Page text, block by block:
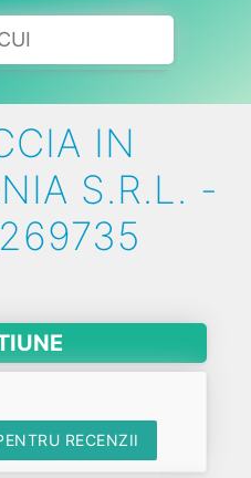
IN
S.R.L. -
RECENZII